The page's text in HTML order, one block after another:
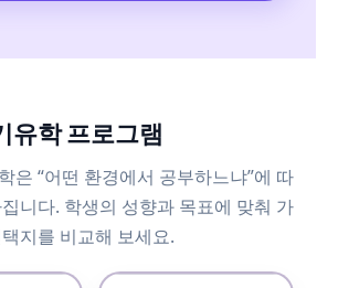
유학 프로그램
은 “어떤 환경에서 공부하느냐”에 따
니다. 학생의 성향과 목표에 맞춰 가
지를 비교해 보세요.